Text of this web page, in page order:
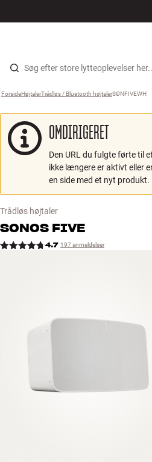
Gå til indhold
Højtaler
Høretelefoner
Surround
TV
Systemer
Kabler
Forside ›
Højtaler ›
Trådløs / Bluetooth højtaler ›
SONFIVEWH
OMDIRIGERET
Den URL du fulgte førte til
ikke længere er aktivt eller
en side med et nyt produkt.
Trådløs højtaler
SONOS FIVE
4.7 197 anmeldelser